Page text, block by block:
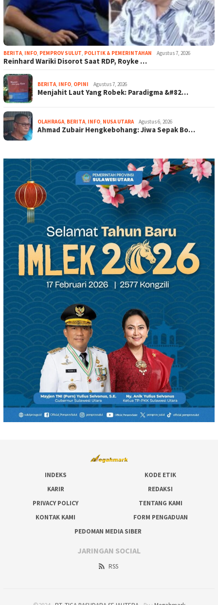
BERITA, INFO, PEMPROV SULUT, POLITIK & PEMERINTAHAN Agustus 7, 2026
Reinhard Wariki Disorot Saat RDP, Royke …
BERITA, INFO, OPINI Agustus 7, 2026
Menjahit Laut Yang Robek: Paradigma &#82…
OLAHRAGA, BERITA, INFO, NUSA UTARA Agustus 6, 2026
Ahmad Zubair Hengkebohang: Jiwa Sepak Bo…
INDEKS
KODE ETIK
KARIR
REDAKSI
PRIVACY POLICY
TENTANG KAMI
KONTAK KAMI
FORM PENGADUAN
PEDOMAN MEDIA SIBER
JARINGAN SOCIAL
RSS